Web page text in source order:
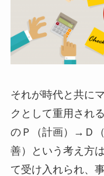
それが時代と共に
クとして重用され
のＰ（計画）→Ｄ
善）という考え方
て受け入れられ、